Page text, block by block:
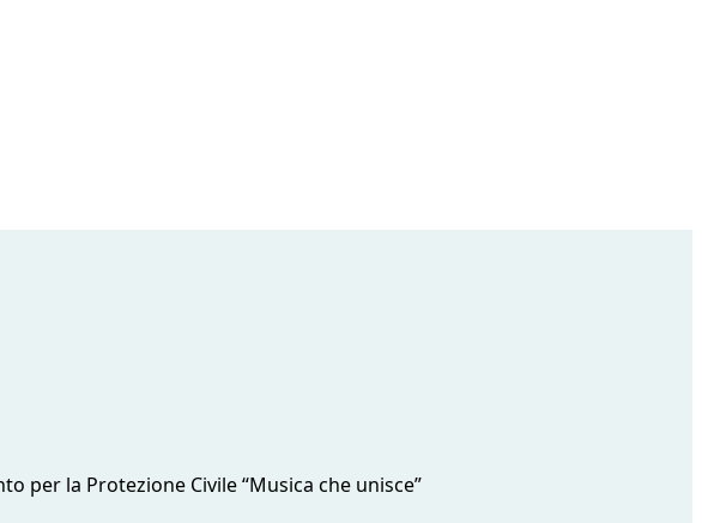
per la Protezione Civile “Musica che unisce”